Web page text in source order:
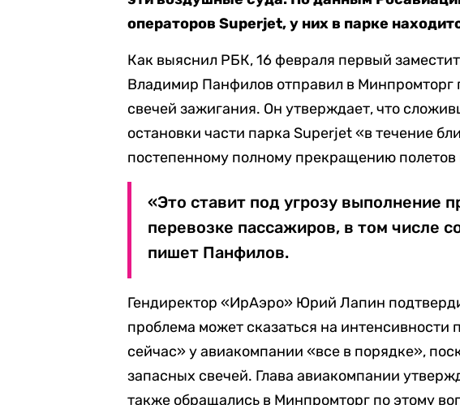
операторов Superjet, у них в парке
Как выяснил РБК, 16 февраля первый
Владимир Панфилов отправил в Минпромторг
свечей зажигания. Он утверждает, что
остановки части парка Superjet «в течение
постепенному полному прекращению
«Это ставит под угрозу выполнение
перевозке пассажиров, в том числе
пишет Панфилов.
Гендиректор «ИрАэро» Юрий Лапин
проблема может сказаться на интенсивности
сейчас» у авиакомпании «все в порядке»,
запасных свечей. Глава авиакомпании
также обращались в Минпромторг по этому